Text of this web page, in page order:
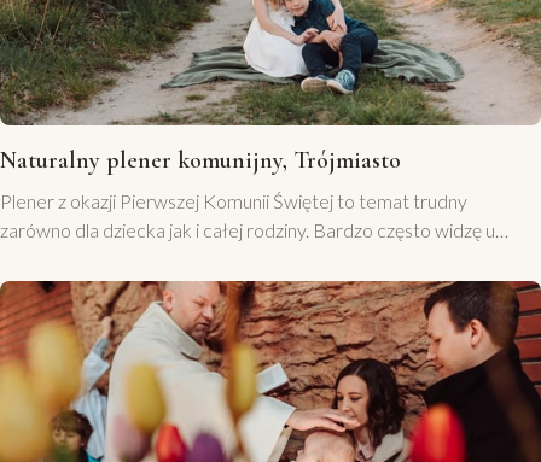
Naturalny plener komunijny, Trójmiasto
Plener z okazji Pierwszej Komunii Świętej to temat trudny
zarówno dla dziecka jak i całej rodziny. Bardzo często widzę u
wychodzę z inną propozycją. Zróbmy plener komunijny w innym
dniu niż sama uroczystość. To jest naprawdę świetny pomysł!